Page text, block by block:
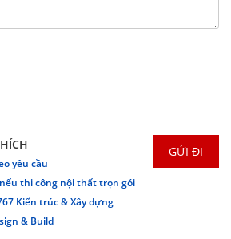
yêu cầu
thi công nội thất trọn gói
Kiến trúc & Xây dựng
& Build